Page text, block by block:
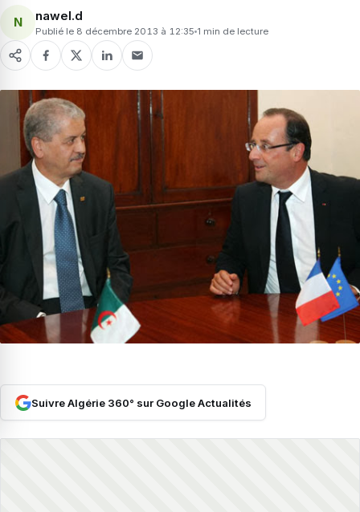
N nawel.d
Publié le 8 décembre 2013 à 12:35 1 min de lecture
Suivre Algérie 360° sur Google Actualités